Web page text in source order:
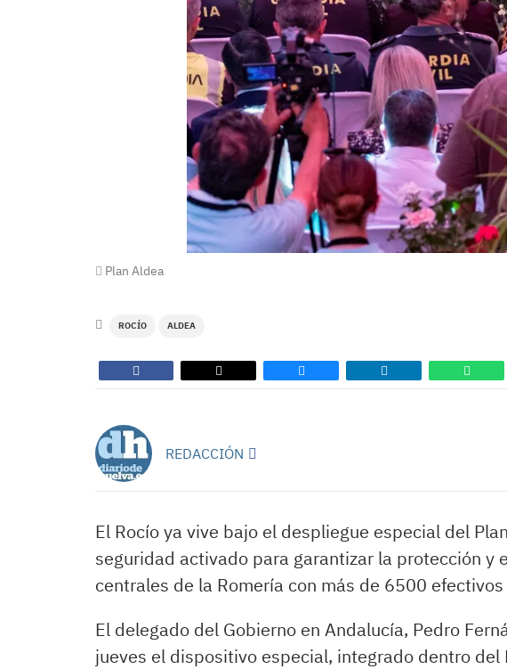
Plan Aldea
ROCÍO ALDEA
REDACCIÓN
El Rocío ya vive bajo el despliegue especial del
seguridad activado para garantizar la protección y
centrales de la Romería con más de 6500
El delegado del Gobierno en Andalucía, Pedro
jueves el dispositivo especial, integrado dentro del